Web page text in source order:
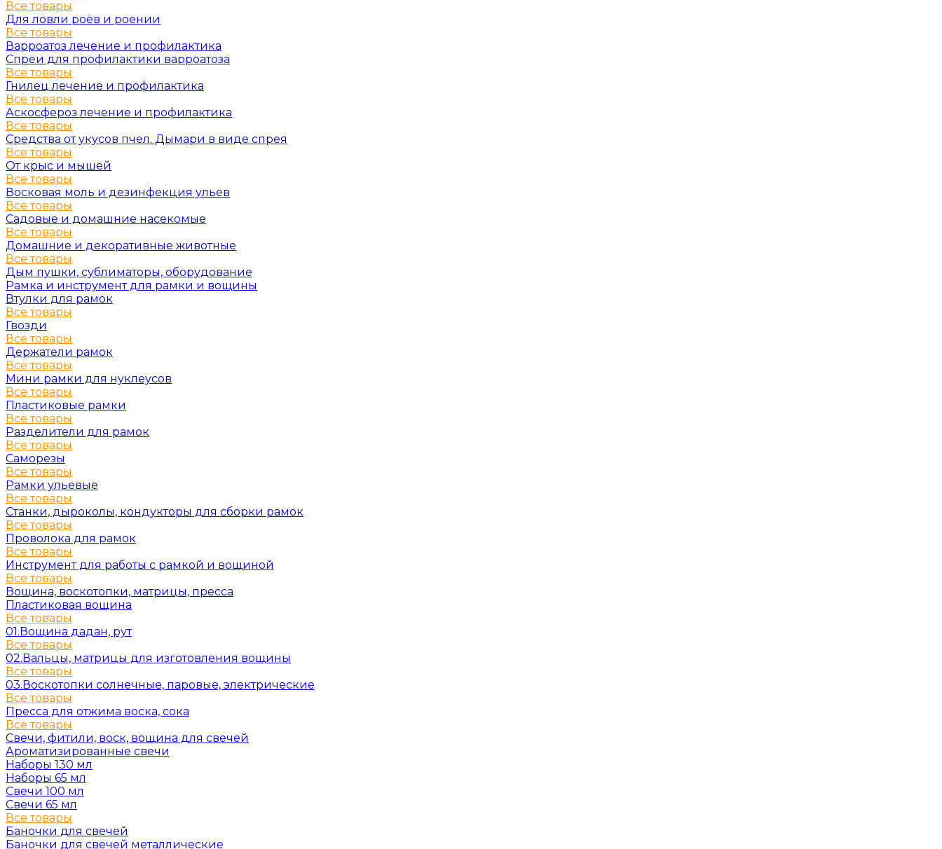
Все товары
Для ловли роёв и роении
Все товары
Варроатоз лечение и профилактика
Спреи для профилактики варроатоза
Все товары
Гнилец лечение и профилактика
Все товары
Аскосфероз лечение и профилактика
Все товары
Средства от укусов пчел. Дымари в виде спрея
Все товары
От крыс и мышей
Все товары
Восковая моль и дезинфекция ульев
Все товары
Садовые и домашние насекомые
Все товары
Домашние и декоративные животные
Все товары
Дым пушки, сублиматоры, оборудование
Рамка и инструмент для рамки и вощины
Втулки для рамок
Все товары
Гвозди
Все товары
Держатели рамок
Все товары
Мини рамки для нуклеусов
Все товары
Пластиковые рамки
Все товары
Разделители для рамок
Все товары
Саморезы
Все товары
Рамки ульевые
Все товары
Станки, дыроколы, кондукторы для сборки рамок
Все товары
Проволока для рамок
Все товары
Инструмент для работы с рамкой и вощиной
Все товары
Вощина, воскотопки, матрицы, пресса
Пластиковая вощина
Все товары
01.Вощина дадан, рут
Все товары
02.Вальцы, матрицы для изготовления вощины
Все товары
03.Воскотопки солнечные, паровые, электрические
Все товары
Пресса для отжима воска, сока
Все товары
Свечи, фитили, воск, вощина для свечей
Ароматизированные свечи
Наборы 130 мл
Наборы 65 мл
Свечи 100 мл
Свечи 65 мл
Все товары
Баночки для свечей
Баночки для свечей металлические